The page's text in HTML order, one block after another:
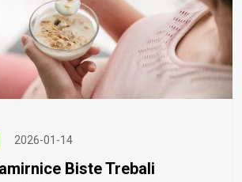
2026-01-14
Biste Trebali